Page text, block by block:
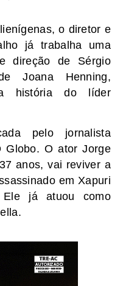
o diretor e
já trabalha uma
direção de Sérgio
Joana Henning,
história do líder
pelo jornalista
Globo. O ator Jorge
anos, vai reviver a
em Xapuri
já atuou como